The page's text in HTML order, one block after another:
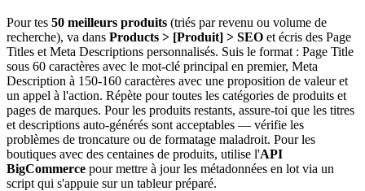
Pour tes 50 meilleurs produits (triés par revenu ou volume de
recherche), va dans Products > [Produit] > SEO et écris des Page
Titles et Meta Descriptions personnalisés. Suis le format : Page Title
sous 60 caractères avec le mot-clé principal en premier, Meta
Description à 150-160 caractères avec une proposition de valeur et
un appel à l'action. Répète pour toutes les catégories de produits et
pages de marques. Pour les produits restants, assure-toi que les titres
et descriptions auto-générés sont acceptables — vérifie les
problèmes de troncature ou de formatage maladroit. Pour les
boutiques avec des centaines de produits, utilise l'API
BigCommerce pour mettre à jour les métadonnées en lot via un
script qui s'appuie sur un tableur préparé.